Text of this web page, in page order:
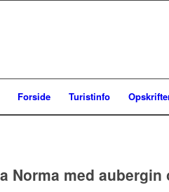
Forside Turistinfo
Norma med aubergin